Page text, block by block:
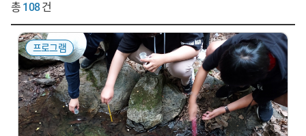
총 108건
프로그램